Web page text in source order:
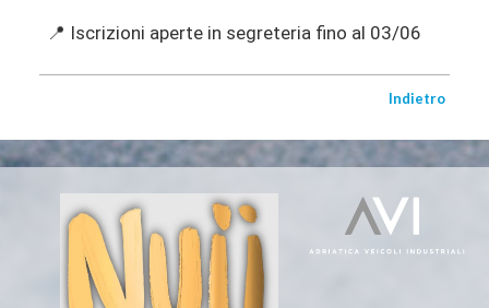
📍 Iscrizioni aperte in segreteria fino al 03/06
Indietro